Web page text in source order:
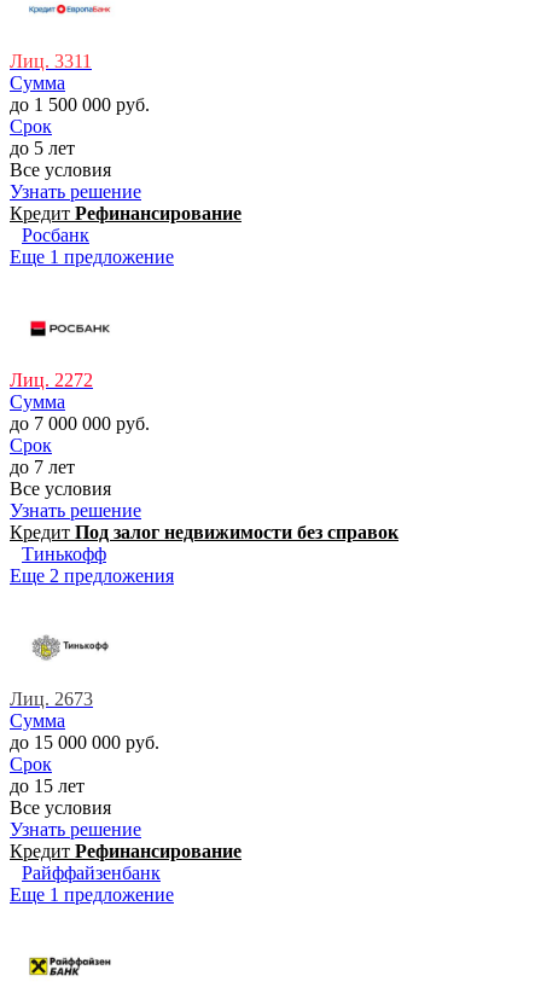
Лиц. 3311
Сумма
до 1 500 000 руб.
Срок
до 5 лет
Все условия
Узнать решение
Кредит Рефинансирование
Росбанк
Еще 1 предложение
Лиц. 2272
Сумма
до 7 000 000 руб.
Срок
до 7 лет
Все условия
Узнать решение
Кредит Под залог недвижимости без справок
Тинькофф
Еще 2 предложения
Лиц. 2673
Сумма
до 15 000 000 руб.
Срок
до 15 лет
Все условия
Узнать решение
Кредит Рефинансирование
Райффайзенбанк
Еще 1 предложение